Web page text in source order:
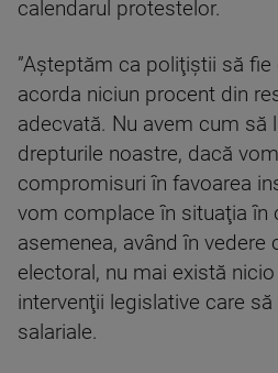
calendarul protestelor.
”Aşteptăm ca poliţiştii să
acorda niciun procent din
adecvată. Nu avem cum să
drepturile noastre, dacă
compromisuri în favoarea
vom complace în situaţia în
asemenea, având în vedere
electoral, nu mai există
intervenţii legislative care
salariale.